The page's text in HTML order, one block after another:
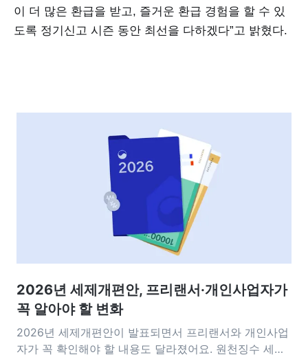
이 더 많은 환급을 받고, 즐거운 환급 경험을 할 수 있
도록 정기신고 시즌 동안 최선을 다하겠다”고 밝혔다.
2026년 세제개편안, 프리랜서·개인사업자가
꼭 알아야 할 변화
2026년 세제개편안이 발표되면서 프리랜서와 개인사업
자가 꼭 확인해야 할 내용도 달라졌어요. 원천징수 세율